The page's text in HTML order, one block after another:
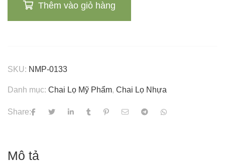
Thêm vào giỏ hàng
SKU: NMP-0133
Danh mục: Chai Lọ Mỹ Phẩm, Chai Lọ Nhựa
Share:
Mô tả